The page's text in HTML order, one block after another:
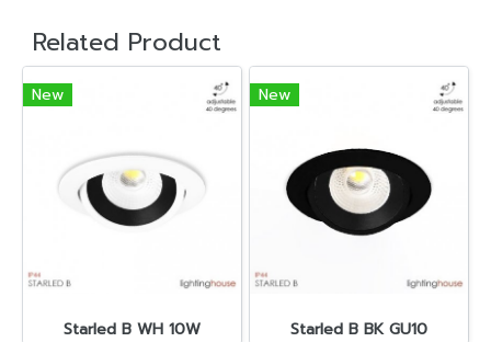
Related Product
New
Starled B WH 10W
New
Starled B BK GU10